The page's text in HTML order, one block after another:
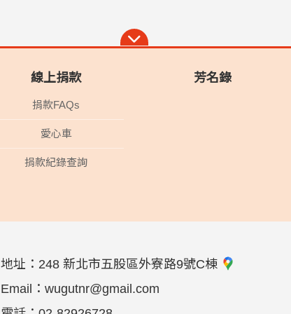
線上捐款
捐款FAQs
愛心車
捐款紀錄查詢
芳名錄
地址： 248 新北市五股區外寮路9號C棟
Email：wugutnr@gmail.com